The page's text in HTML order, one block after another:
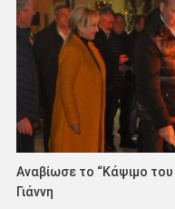
Αναβίωσε το “Κάψιμο
Γιάννη